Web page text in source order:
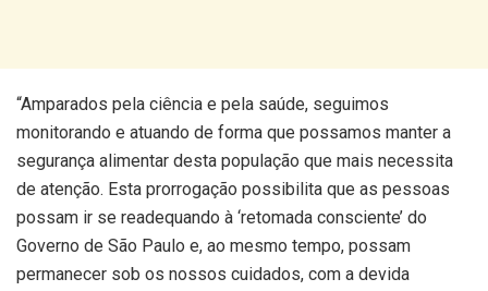
“Amparados pela ciência e pela saúde, seguimos
monitorando e atuando de forma que possamos manter a
segurança alimentar desta população que mais necessita
de atenção. Esta prorrogação possibilita que as pessoas
possam ir se readequando à ‘retomada consciente’ do
Governo de São Paulo e, ao mesmo tempo, possam
permanecer sob os nossos cuidados, com a devida